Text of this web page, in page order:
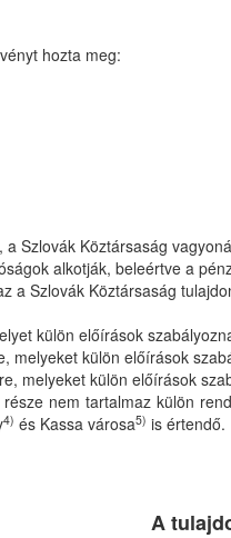
hozta meg:
Szlovák Köztársaság
alkotják, beleértve a
a Szlovák Köztársaság
külön előírások
melyeket külön előírások
melyeket külön előírások
nem tartalmaz külön
4) és Kassa városa5) is értendő.
A